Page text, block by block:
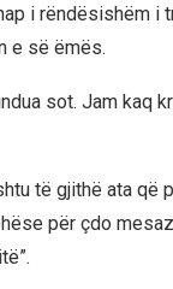
i rëndësishëm i
e së ëmës.
sot. Jam kaq
të gjithë ata që
për çdo